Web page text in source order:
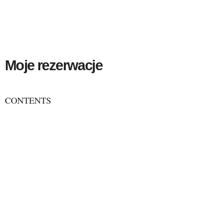
Moje rezerwacje
CONTENTS